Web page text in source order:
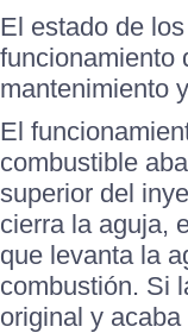
El estado de
funcionamiento
mantenimiento
El
combustible
superior del
cierra la aguja,
que levanta la
combustión. Si
original y